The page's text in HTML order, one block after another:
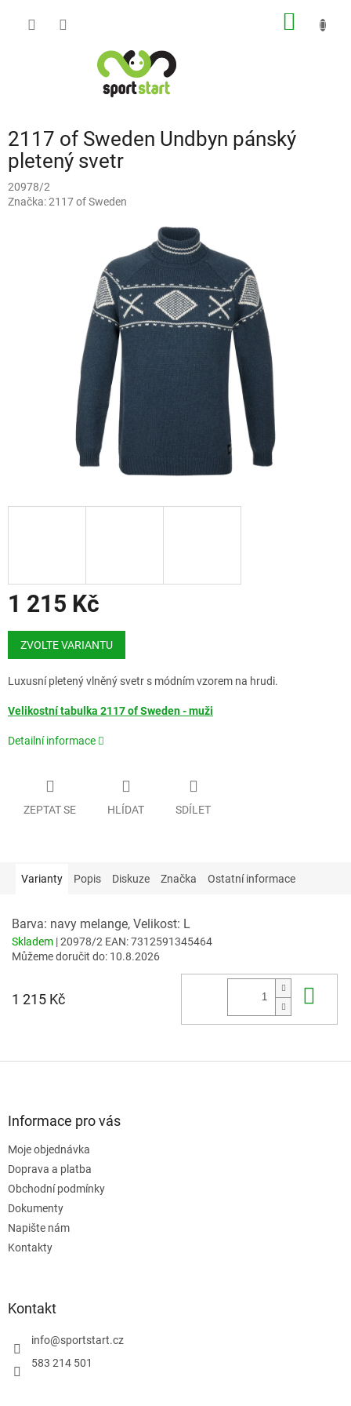
2117 of Sweden Undbyn pánský
pletený svetr
20978/2
Značka:2117 of Sweden
1 215 Kč
Měrná
cena:
ZVOLTE VARIANTU
Luxusní pletený vlněný svetr s módním vzorem na hrudi.
Velikostní tabulka 2117 of Sweden - muži
Detailní informace
ZEPTAT SE HLÍDAT SDÍLET
Varianty Popis Diskuze Značka Ostatní informace
Barva: navy melange, Velikost: L
Skladem | 20978/2 EAN:7312591345464
Můžeme doručit do: 10.8.2026
1 215 Kč
Informace pro vás
Moje objednávka
Doprava a platba
Obchodní podmínky
Dokumenty
Napište nám
Kontakty
Kontakt
info@sportstart.cz
583 214 501